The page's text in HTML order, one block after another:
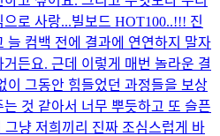
로 사랑...빌보드 HOT100..!!! 진
늘 컴백 전에 결과에 연연하지 말자
든요. 근데 이렇게 매번 놀라운 결
이 그동안 힘들었던 과정들을 보상
것 같아서 너무 뿌듯하고 또 슬픈
냥 저희끼리 진짜 조심스럽게 바